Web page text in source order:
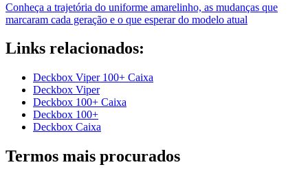
Conheça a trajetória do uniforme amarelinho, as mudanças que
marcaram cada geração e o que esperar do modelo atual
Links relacionados:
Deckbox Viper 100+ Caixa
Deckbox Viper
Deckbox 100+ Caixa
Deckbox 100+
Deckbox Caixa
Termos mais procurados